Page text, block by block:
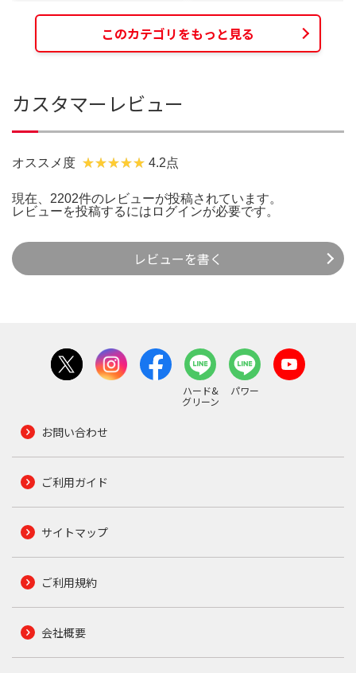
このカテゴリをもっと見る
カスタマーレビュー
オススメ度 4.2点
現在、2202件のレビューが投稿されています。
レビューを投稿するには ログインが必要です。
レビューを書く
ハード&
グリーン
パワー
お問い合わせ
ご利用ガイド
サイトマップ
ご利用規約
会社概要